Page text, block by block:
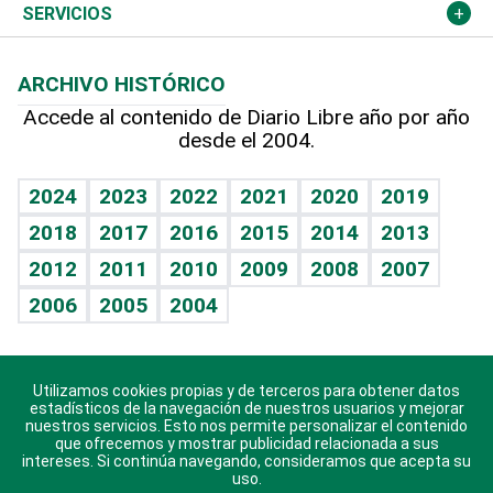
Resto del mundo
Economía personal
Podcast Arte Libre
Hablando con el pediatra
Vida y familia
Eñe
Celebrando la vida
Sin complejos
En pocas palabras
Escuchando al corazón
Economía Personal
Más deportes
Línea de hit
TBT Deportivo
Columnistas
Más firmas
Cambio climático
Opinión
Hecho en casa
Guía del dinero
SERVICIOS
Cumpleaños
Horóscopos
Crucigramas
ARCHIVO HISTÓRICO
Accede al contenido de Diario Libre año por año
desde el 2004.
2024 2023 2022 2021 2020
2019
2018
2017 2016 2015 2014
2013
2012
2011 2010 2009 2008
2007
2006
2005 2004
Descarga nuestras aplicaciones para Android, iOS y
sistema Huawei.
Utilizamos cookies propias y de terceros para obtener datos
estadísticos de la navegación de nuestros usuarios y mejorar
nuestros servicios. Esto nos permite personalizar el contenido
que ofrecemos y mostrar publicidad relacionada a sus
intereses. Si continúa navegando, consideramos que acepta su
uso.